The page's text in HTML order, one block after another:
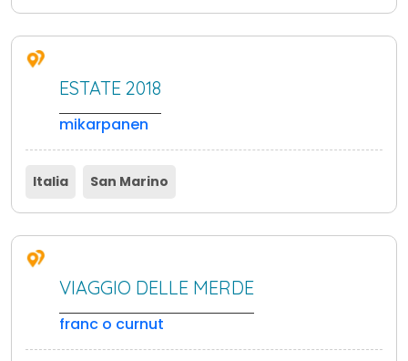
ESTATE 2018
mikarpanen
Italia San Marino
VIAGGIO DELLE MERDE
franc o curnut